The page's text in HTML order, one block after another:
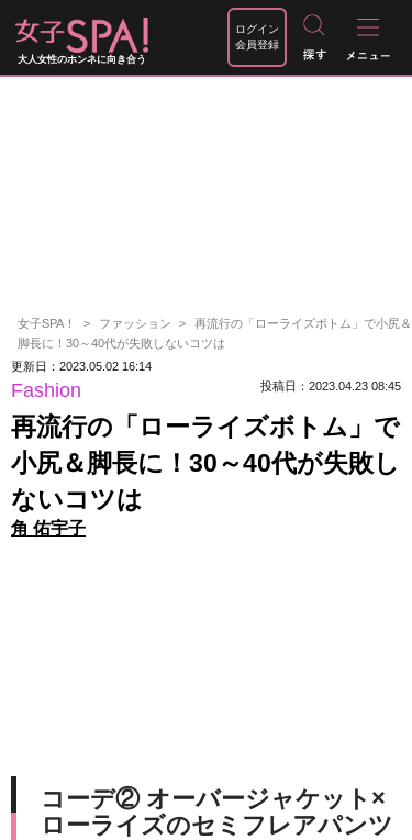
大人女性のホンネに向き合う
ログイン
会員登録
女子SPA！ ファッション
再流行の「ローライズボトム」で小尻＆
脚長に！30～40代が失敗しないコツは
更新日：2023.05.02 16:14
Fashion 投稿日：2023.04.23 08:45
再流行の「ローライズボトム」で
小尻＆脚長に！30～40代が失敗し
ないコツは
角 佑宇子
コーデ② オーバージャケット×
ローライズのセミフレアパンツ